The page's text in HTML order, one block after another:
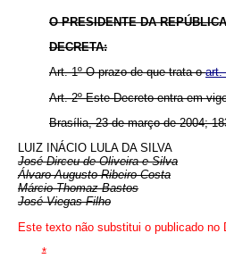
O PRESIDENTE DA
DECRETA:
Art. 1º O prazo de que trata oart.
Art. 2º Este Decreto entra em
Brasília, 23 de março de 2004;
LUIZ INÁCIO LULA DA SILVA
José Dirceu de Oliveira e Silva
Álvaro Augusto Ribeiro Costa
Márcio Thomaz Bastos
José Viegas Filho
Este texto não substitui o publicado no
*